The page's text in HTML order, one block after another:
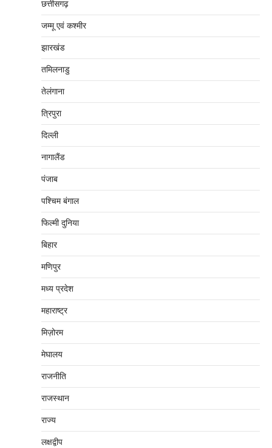
छत्तीसगढ़
जम्‍मू एवं कश्‍मीर
झारखंड
तमिलनाडु
तेलंगाना
त्रिपुरा
दिल्‍ली
नागालैंड
पंजाब
पश्चिम बंगाल
फिल्मी दुनिया
बिहार
मणिपुर
मध्‍य प्रदेश
महाराष्‍ट्र
मिज़ोरम
मेघालय
राजनीति
राजस्थान
राज्य
लक्षद्वीप